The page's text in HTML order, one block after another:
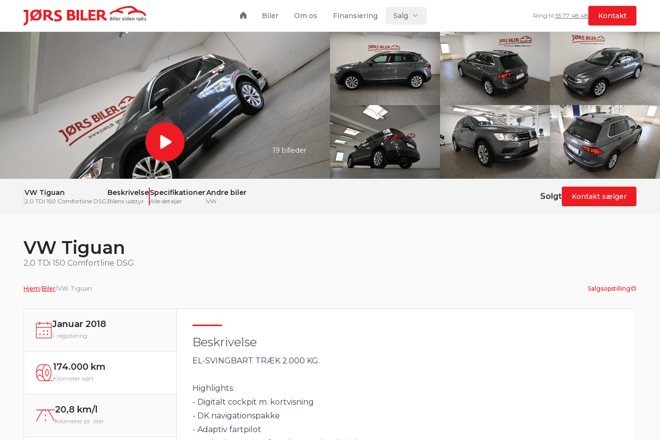
Biler Om os Finansiering Salg Ring til 55 77 48 48 Kontakt
19 billeder
VW Tiguan
2,0 TDi 150 Comfortline DSG
Beskrivelse
Bilens udstyr
Specifikationer
Alle detaljer
Andre biler
VW
Solgt Kontakt sælger
VW Tiguan
2,0 TDi 150 Comfortline DSG
Hjem/Biler/VW Tiguan Salgsopstilling
Januar 2018
1. registering
174.000 km
Kilometer kørt
20,8 km/l
Kilometer pr. liter
Beskrivelse
EL-SVINGBART TRÆK 2.000 KG.
Highlights:
- Digitalt cockpit m. kortvisning
- DK navigationspakke
- Adaptiv fartpilot